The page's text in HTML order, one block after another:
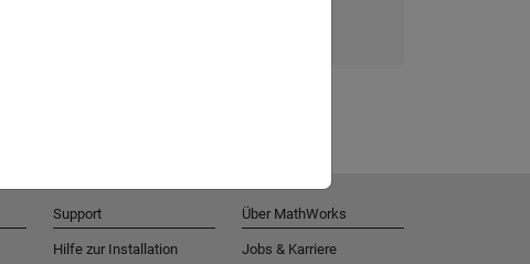
Support
Hilfe zur Installation
Über MathWorks
Jobs & Karriere